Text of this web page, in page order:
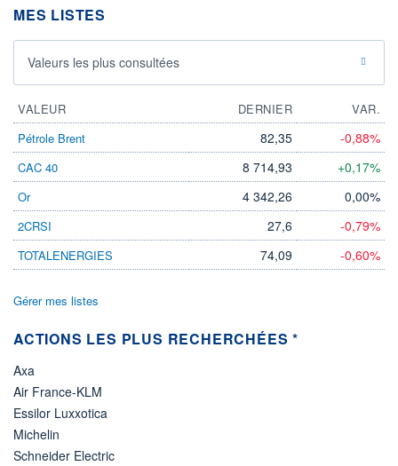
-
DIVIDENDE
0,00 CAD -
PROCHAIN
DIVIDENDE
ÉLIGIBILITÉ
Non éligible
+ LISTE
MES LISTES
Valeurs les plus consultées
VALEUR DERNIER
VAR.
Pétrole Brent
82,35 -0,88%
CAC 40 8 714,93 +0,17%
Or 4 342,26 0,00%
2CRSI 27,6 -0,79%
TOTALENERGIES 74,09 -0,60%
Gérer mes listes
ACTIONS LES PLUS RECHERCHÉES *
Axa
Air France-KLM
Essilor Luxxotica
Michelin
Schneider Electric